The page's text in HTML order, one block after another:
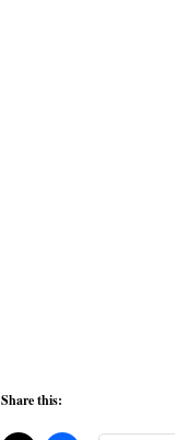
Share this: